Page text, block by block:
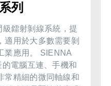
列
鐳射剝線系統，提
適用於大多數需要剝
業應用。 SIENNA
電腦互連、手機和
常精細的微同軸線和